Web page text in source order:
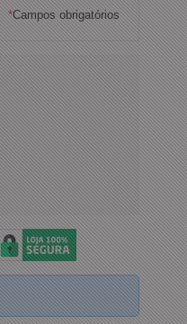
*Campos obrigatórios